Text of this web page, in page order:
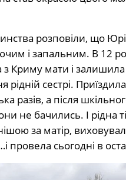
розповіли, що
і запальним. В 12
з Криму мати і
рідній сестрі.
разів, а після
не бачились. І рідна
за матір,
провела сьогодні в